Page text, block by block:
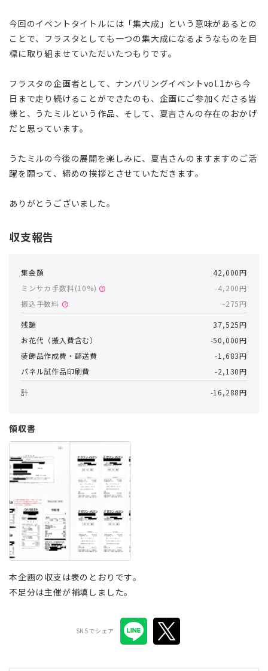
今回のイベントタイトルには「集大成」という意味があるとの
ことで、フラスタとしても一つの集大成になるようなものを目
標に取り組ませていただいたつもりです。
フラスタの企画者として、 ナンバリングイベントvol.1から今
日まで走り続けることができたのも、企画にご参加くださる皆
様と、うたミルという作品、そして、夏吉さんの存在のおかげ
だと思っています。
うたミルの今後の展開を楽しみに、夏吉さんのますますのご活
躍を願って、締めの挨拶とさせていただきます。
ありがとうございました。
収支報告
集金額
42,000円
ミンサカ手数料(10%) help
-4,200円
振込手数料 help -275円
残額
37,525円
お花代（搬入費含む）
-50,000円
装飾品作成費・郵送費
-1,683円
パネル試作品印刷費
-2,130円
計 -16,288円
領収書
本企画の収支は表のとおりです。
不足分は主催が補填しました。
SNSでシェア